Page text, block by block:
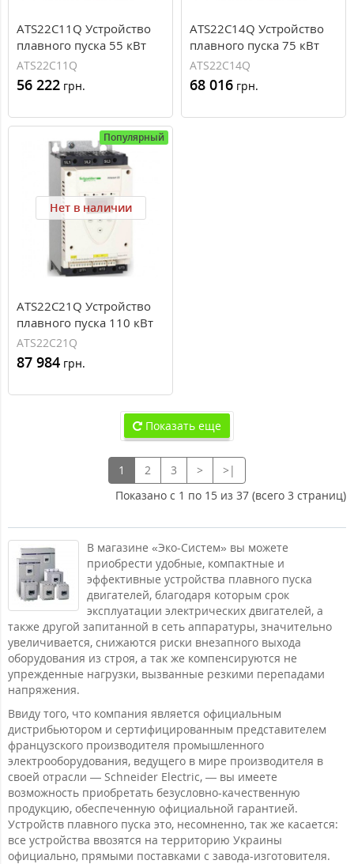
ATS22C11Q Устройство
плавного пуска 55 кВт
Schneider Electric ATS22
ATS22C11Q
56 222 грн.
ATS22C14Q Устройство
плавного пуска 75 кВт
Schneider Electric ATS22
ATS22C14Q
68 016 грн.
Популярный
Нет в наличии
ATS22C21Q Устройство
плавного пуска 110 кВт
Schneider Electric ATS22
ATS22C21Q
87 984 грн.
Показать еще
1 2 3 >
>|
Показано с 1 по 15 из 37 (всего 3 страниц)
В магазине «Эко-Систем» вы можете
приобрести удобные, компактные и
эффективные устройства плавного пуска
двигателей, благодаря которым срок
эксплуатации электрических двигателей, а
также другой запитанной в сеть аппаратуры, значительно
увеличивается, снижаются риски внезапного выхода
оборудования из строя, а так же компенсируются не
упрежденные нагрузки, вызванные резкими перепадами
напряжения.
Ввиду того, что компания является официальным
дистрибьютором и сертифицированным представителем
французского производителя промышленного
электрооборудования, ведущего в мире производителя в
своей отрасли — Schneider Electric, — вы имеете
возможность приобретать безусловно-качественную
продукцию, обеспеченную официальной гарантией.
Устройств плавного пуска это, несомненно, так же касается:
все устройства ввозятся на территорию Украины
официально, прямыми поставками с завода-изготовителя.